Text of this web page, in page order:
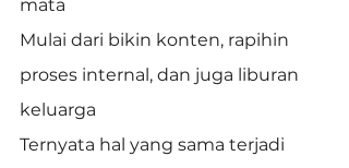
mata
Mulai dari bikin konten, rapihin
proses internal, dan juga liburan
keluarga
Ternyata hal yang sama terjadi